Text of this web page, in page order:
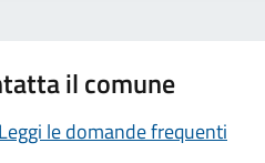
il comune
Leggi le domande frequenti